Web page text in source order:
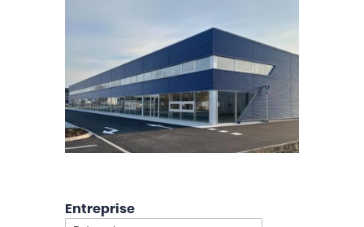
Entreprise